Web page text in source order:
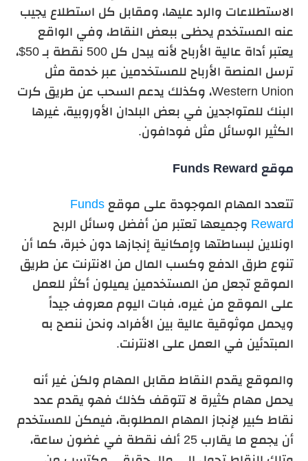
الاستطلاعات والرد عليها، ومقابل كل استطلاع يجيب
عنه المستخدم يحظى ببعض النقاط، وفي الواقع
يعتبر أداة عالية الأرباح لأنه يبدل كل 500 نقطة بـ 50$،
ترسل المنصة الأرباح للمستخدمين عبر خدمة مثل
Western Union، وكذلك يدعم السحب عن طريق كرت
البنك للمتواجدين في بعض البلدان الأوروبية، غيرها
الكثير الوسائل مثل فودافون.
موقع Funds Reward
تتعدد المهام الموجودة على موقعFunds
Reward وجميعها تعتبر من أفضل وسائل الربح
اونلاين لبساطتها وإمكانية إنجازها دون خبرة، كما أن
تنوع طرق الدفع وكسب المال من الانترنت عن طريق
الموقع تجعل من المستخدمين يميلون أكثر للعمل
على الموقع من غيره، فبات اليوم معروف جيداً
ويحمل موثوقية عالية بين الأفراد، ونحن ننصح به
المبتدئين في العمل على الانترنت.
والموقع يقدم النقاط مقابل المهام ولكن غير أنه
يحمل مهام كثيرة لا تتوقف كذلك فهو يقدم عدد
نقاط كبير لإنجاز المهام المطلوبة، فيمكن للمستخدم
أن يجمع ما يقارب 25 ألف نقطة في غضون ساعة،